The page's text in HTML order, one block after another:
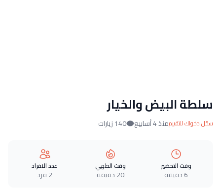
سلطة البيض والخيار
سجّل دخولك للتقييممنذ 4 أسابيع 140 زيارات
وقت التحضير
6 دقيقة
وقت الطهي
20 دقيقة
عدد الافراد
2 فرد